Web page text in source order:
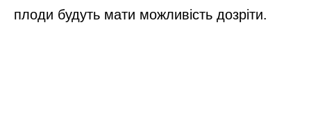
плоди будуть мати можливість дозріти.